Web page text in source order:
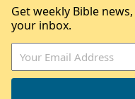
Get weekly Bible
your inbox.